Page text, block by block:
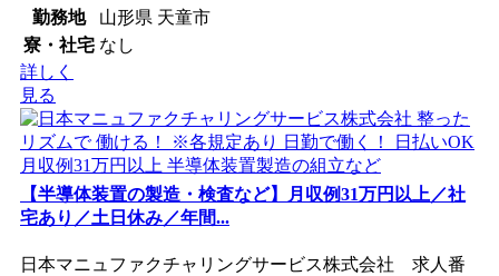
勤務地
山形県 天童市
寮・社宅 なし
詳しく
見る
【半導体装置の製造・検査など】月収例31万円以上／社
宅あり／土日休み／年間...
日本マニュファクチャリングサービス株式会社 求人番